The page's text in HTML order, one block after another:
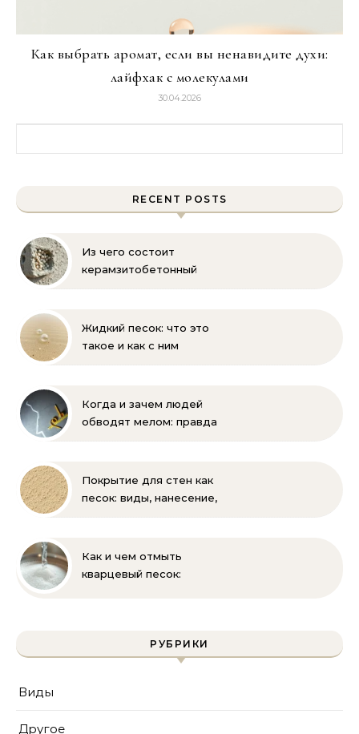
Как выбрать аромат, если вы ненавидите духи:
лайфхак с молекулами
30.04.2026
RECENT POSTS
Из чего состоит
керамзитобетонный
Жидкий песок: что это
такое и как с ним
Когда и зачем людей
обводят мелом: правда
Покрытие для стен как
песок: виды, нанесение,
Как и чем отмыть
кварцевый песок:
РУБРИКИ
Виды
Другое